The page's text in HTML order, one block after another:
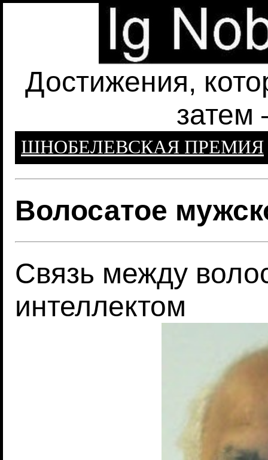
Достижения,
затем
ШНОБЕЛЕВСКАЯ ПРЕМИЯ
Волосатое
Связь между
интеллектом